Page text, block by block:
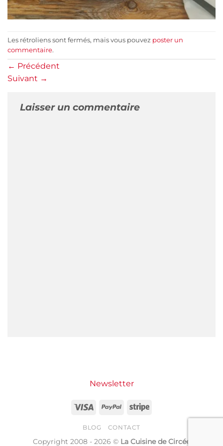
Les rétroliens sont fermés, mais vous pouvez poster un
commentaire.
← Précédent
Suivant →
Laisser un commentaire
Newsletter
Visa PayPal Stripe
BLOG CONTACT
Copyright 2008 - 2026 © La Cuisine de Circée